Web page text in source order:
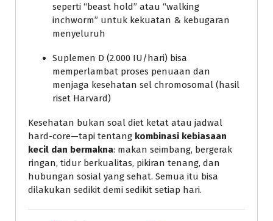
seperti “beast hold” atau “walking
inchworm” untuk kekuatan & kebugaran
menyeluruh
Suplemen D (2.000 IU/hari) bisa
memperlambat proses penuaan dan
menjaga kesehatan sel chromosomal (hasil
riset Harvard)
Kesehatan bukan soal diet ketat atau jadwal
hard-core—tapi tentang kombinasi kebiasaan
kecil dan bermakna: makan seimbang, bergerak
ringan, tidur berkualitas, pikiran tenang, dan
hubungan sosial yang sehat. Semua itu bisa
dilakukan sedikit demi sedikit setiap hari.